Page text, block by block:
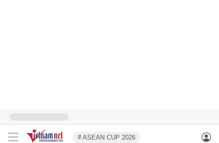
# ASEAN CUP 2026